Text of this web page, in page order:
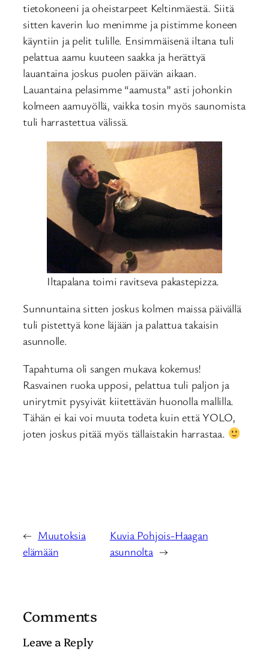
tietokoneeni ja oheistarpeet Keltinmäestä. Siitä
sitten kaverin luo menimme ja pistimme koneen
käyntiin ja pelit tulille. Ensimmäisenä iltana tuli
pelattua aamu kuuteen saakka ja herättyä
lauantaina joskus puolen päivän aikaan.
Lauantaina pelasimme “aamusta” asti johonkin
kolmeen aamuyöllä, vaikka tosin myös saunomista
tuli harrastettua välissä.
Iltapalana toimi ravitseva pakastepizza.
Sunnuntaina sitten joskus kolmen maissa päivällä
tuli pistettyä kone läjään ja palattua takaisin
asunnolle.
Tapahtuma oli sangen mukava kokemus!
Rasvainen ruoka upposi, pelattua tuli paljon ja
unirytmit pysyivät kiitettävän huonolla mallilla.
Tähän ei kai voi muuta todeta kuin että YOLO,
joten joskus pitää myös tällaistakin harrastaa.
← Muutoksia
elämään
Kuvia Pohjois-Haagan
asunnolta →
Comments
Leave a Reply